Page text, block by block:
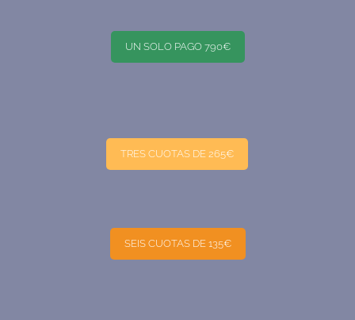
UN SOLO PAGO 790€
TRES CUOTAS DE 265€
SEIS CUOTAS DE 135€